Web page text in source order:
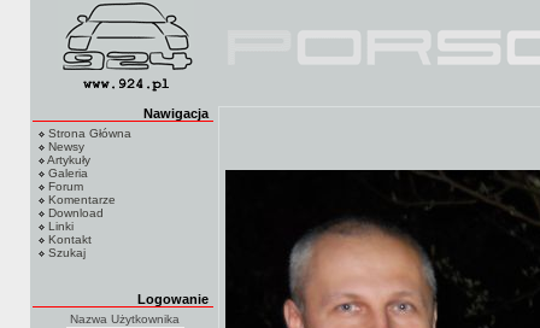
Nawigacja
Strona Główna
Newsy
Artykuły
Galeria
Forum
Komentarze
Download
Linki
Kontakt
Szukaj
Logowanie
Nazwa Użytkownika